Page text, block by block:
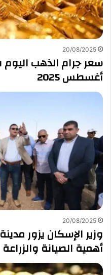
20/08/2025
أغسطس 2025
20/08/2025
وزير الإسكان يزور
أهمية الصيانة والزراعة